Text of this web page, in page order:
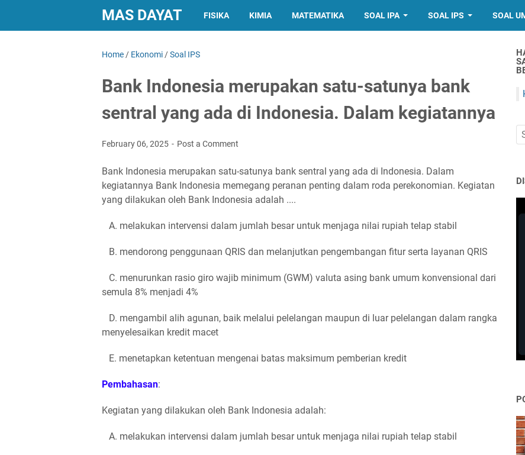
MAS DAYAT FISIKA KIMIA MATEMATIKA SOAL IPA SOAL IPS SOAL
Home / Ekonomi /Soal IPS
Bank Indonesia merupakan satu-satunya bank
sentral yang ada di Indonesia. Dalam kegiatannya
February 06, 2025 Post a Comment
Bank Indonesia merupakan satu-satunya bank sentral yang ada di Indonesia. Dalam
kegiatannya Bank Indonesia memegang peranan penting dalam roda perekonomian. Kegiatan
yang dilakukan oleh Bank Indonesia adalah ....
A. melakukan intervensi dalam jumlah besar untuk menjaga nilai rupiah telap stabil
B. mendorong penggunaan QRIS dan melanjutkan pengembangan fitur serta layanan QRIS
С. menurunkan rasio giro wajib minimum (GWM) valuta asing bank umum konvensional dari
semula 8% menjadi 4%
D. mengambil alih agunan, baik melalui pelelangan maupun di luar pelelangan dalam rangka
menyelesaikan kredit macet
E. menetapkan ketentuan mengenai batas maksimum pemberian kredit
Pembahasan:
Kegiatan yang dilakukan oleh Bank Indonesia adalah:
A. melakukan intervensi dalam jumlah besar untuk menjaga nilai rupiah telap stabil